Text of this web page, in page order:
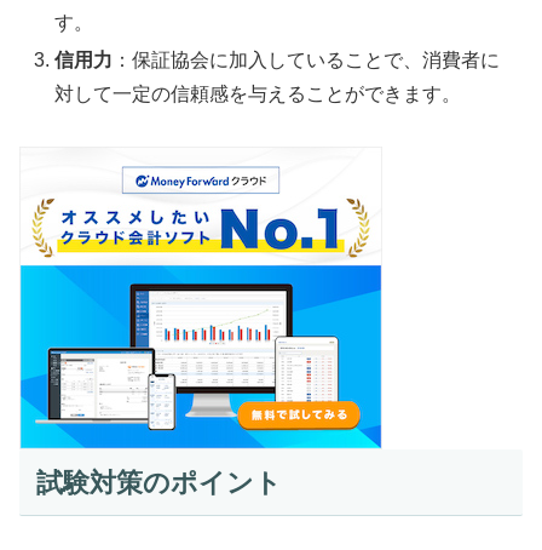
す。
信用力 ：保証協会に加入していることで、消費者に
対して一定の信頼感を与えることができます。
試験対策のポイント